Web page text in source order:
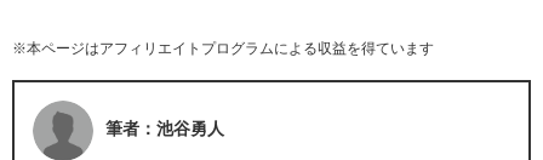
※本ページはアフィリエイトプログラムによる収益を得ています
筆者：池谷勇人